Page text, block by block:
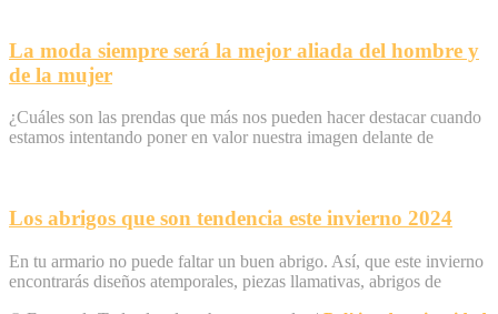
La moda siempre será la mejor aliada del hombre y
de la mujer
¿Cuáles son las prendas que más nos pueden hacer destacar cuando
estamos intentando poner en valor nuestra imagen delante de
Los abrigos que son tendencia este invierno 2024
En tu armario no puede faltar un buen abrigo. Así, que este invierno
encontrarás diseños atemporales, piezas llamativas, abrigos de